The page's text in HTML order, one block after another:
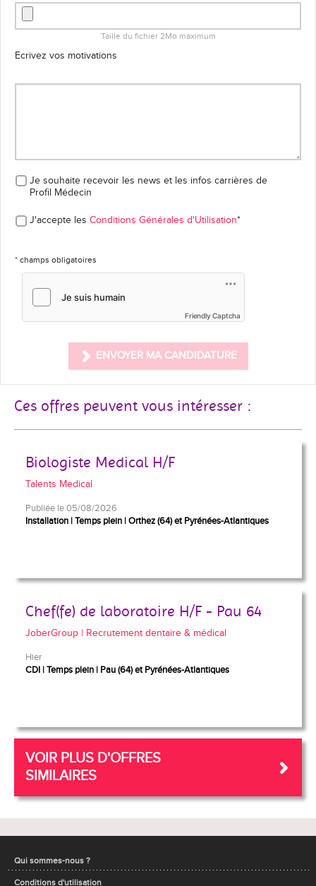
Taille du fichier 2Mo maximum
Ecrivez vos motivations
Je souhaite recevoir les news et les infos carrières de
Profil Médecin
J'accepte les Conditions Générales d'Utilisation*
* champs obligatoires
Friendly Captcha
ENVOYER MA CANDIDATURE
Ces offres peuvent vous intéresser :
Biologiste Medical H/F
Talents Medical
Publiée le 05/08/2026
Installation Temps plein Orthez (64) et Pyrénées-Atlantiques
Chef(fe) de laboratoire H/F - Pau 64
JoberGroup | Recrutement dentaire & médical
Hier
CDI Temps plein Pau (64) et Pyrénées-Atlantiques
VOIR PLUS D'OFFRES
SIMILAIRES
Qui sommes-nous ?
Conditions d'utilisation